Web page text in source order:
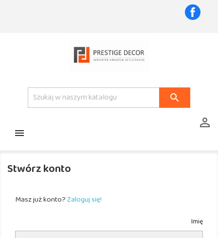



Stwórz konto
Masz już konto?Zaloguj się!
Imię